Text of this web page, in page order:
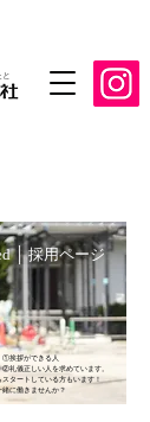
│ 採用ページ
①挨拶ができる人
い人を求めています。
スタートしている方もいます！
緒に働きませんか？